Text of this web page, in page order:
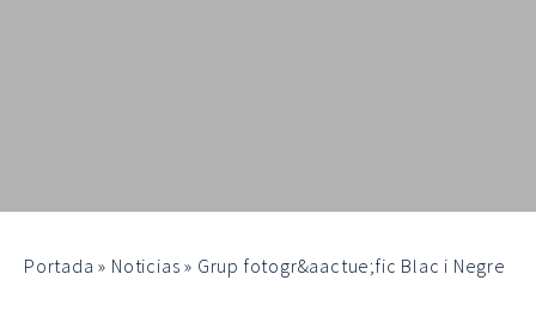
Portada » Noticias » Grup fotogr&aactue;fic Blac i Negre